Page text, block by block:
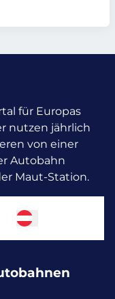
für Europas
nutzen jährlich
von einer
Autobahn
Maut-Station.